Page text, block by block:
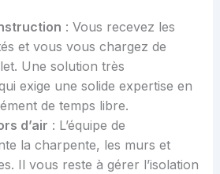
: Vous recevez les
et vous vous chargez de
Une solution très
exige une solide expertise en
de temps libre.
d’air : L’équipe de
la charpente, les murs et
Il vous reste à gérer l’isolation